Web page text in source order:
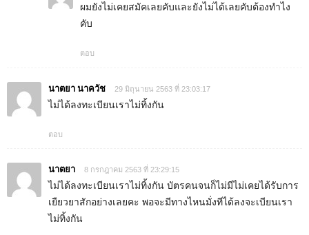
ผมยังไม่เคยสมัคเลยคับและยังไม่ได้เลยคับต้องทำไง
คับ
ตอบ
นาตยา นาควัช 29 มิถุนายน 2563 ที่ 23:03:17
ไม่ได้ลงทะเบียนเราไม่ทิ้งกัน
ตอบ
นาตยา 8 กรกฎาคม 2563 ที่ 23:29:15
ไม่ได้ลงทะเบียนเราไม่ทิ้งกัน บัตรคนจนก็ไม่มีไม่เคยได้รับการ
เยืยวยาสักอย่างเลยคะ พอจะมีทางไหนมั่งทีได้ลงจะเบียนเรา
ไม่ทิ้งกัน